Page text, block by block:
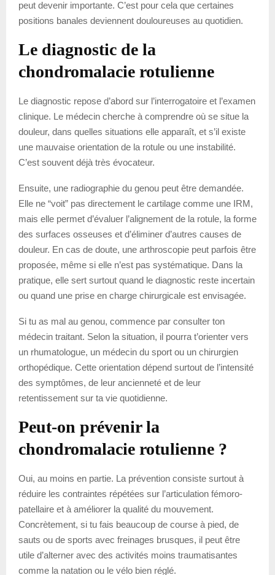
peut devenir importante. C’est pour cela que certaines
positions banales deviennent douloureuses au quotidien.
Le diagnostic de la
chondromalacie rotulienne
Le diagnostic repose d’abord sur l’interrogatoire et l’examen
clinique. Le médecin cherche à comprendre où se situe la
douleur, dans quelles situations elle apparaît, et s’il existe
une mauvaise orientation de la rotule ou une instabilité.
C’est souvent déjà très évocateur.
Ensuite, une radiographie du genou peut être demandée.
Elle ne “voit” pas directement le cartilage comme une IRM,
mais elle permet d’évaluer l’alignement de la rotule, la forme
des surfaces osseuses et d’éliminer d’autres causes de
douleur. En cas de doute, une arthroscopie peut parfois être
proposée, même si elle n’est pas systématique. Dans la
pratique, elle sert surtout quand le diagnostic reste incertain
ou quand une prise en charge chirurgicale est envisagée.
Si tu as mal au genou, commence par consulter ton
médecin traitant. Selon la situation, il pourra t’orienter vers
un rhumatologue, un médecin du sport ou un chirurgien
orthopédique. Cette orientation dépend surtout de l’intensité
des symptômes, de leur ancienneté et de leur
retentissement sur ta vie quotidienne.
Peut-on prévenir la
chondromalacie rotulienne ?
Oui, au moins en partie. La prévention consiste surtout à
réduire les contraintes répétées sur l’articulation fémoro-
patellaire et à améliorer la qualité du mouvement.
Concrètement, si tu fais beaucoup de course à pied, de
sauts ou de sports avec freinages brusques, il peut être
utile d’alterner avec des activités moins traumatisantes
comme la natation ou le vélo bien réglé.